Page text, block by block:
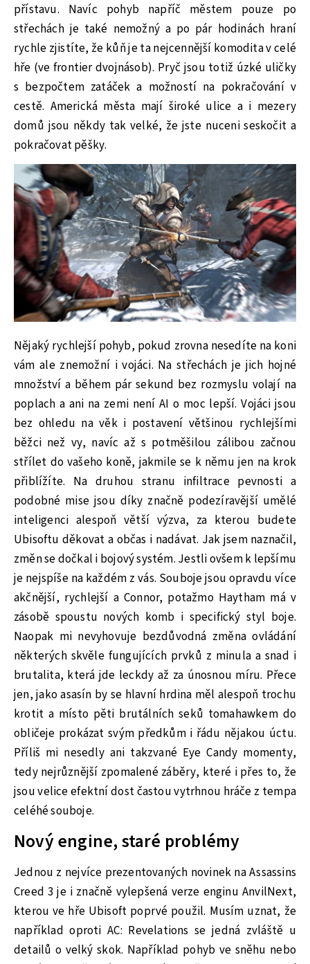
přístavu. Navíc pohyb napříč městem pouze po
střechách je také nemožný a po pár hodinách hraní
rychle zjistíte, že kůň je ta nejcennější komodita v celé
hře (ve frontier dvojnásob). Pryč jsou totiž úzké uličky
s bezpočtem zatáček a možností na pokračování v
cestě. Americká města mají široké ulice a i mezery
domů jsou někdy tak velké, že jste nuceni seskočit a
pokračovat pěšky.
Nějaký rychlejší pohyb, pokud zrovna nesedíte na koni
vám ale znemožní i vojáci. Na střechách je jich hojné
množství a během pár sekund bez rozmyslu volají na
poplach a ani na zemi není AI o moc lepší. Vojáci jsou
bez ohledu na věk i postavení většinou rychlejšími
běžci než vy, navíc až s potměšilou zálibou začnou
střílet do vašeho koně, jakmile se k němu jen na krok
přiblížíte. Na druhou stranu infiltrace pevnosti a
podobné mise jsou díky značně podezíravější umělé
inteligenci alespoň větší výzva, za kterou budete
Ubisoftu děkovat a občas i nadávat. Jak jsem naznačil,
změn se dočkal i bojový systém. Jestli ovšem k lepšímu
je nejspíše na každém z vás. Souboje jsou opravdu více
akčnější, rychlejší a Connor, potažmo Haytham má v
zásobě spoustu nových komb i specifický styl boje.
Naopak mi nevyhovuje bezdůvodná změna ovládání
některých skvěle fungujících prvků z minula a snad i
brutalita, která jde leckdy až za únosnou míru. Přece
jen, jako asasín by se hlavní hrdina měl alespoň trochu
krotit a místo pěti brutálních seků tomahawkem do
obličeje prokázat svým předkům i řádu nějakou úctu.
Příliš mi nesedly ani takzvané Eye Candy momenty,
tedy nejrůznější zpomalené záběry, které i přes to, že
jsou velice efektní dost častou vytrhnou hráče z tempa
celéhé souboje.
Nový engine, staré problémy
Jednou z nejvíce prezentovaných novinek na Assassins
Creed 3 je i značně vylepšená verze enginu AnvilNext,
kterou ve hře Ubisoft poprvé použil. Musím uznat, že
například oproti AC: Revelations se jedná zvláště u
detailů o velký skok. Například pohyb ve sněhu nebo